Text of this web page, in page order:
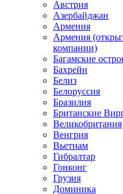
Австрия
Азербайджан
Армения
Армения
компании)
Багамские
Бахрейн
Белиз
Белоруссия
Бразилия
Британские
Великобритания
Венгрия
Вьетнам
Гибралтар
Гонконг
Грузия
Доминика